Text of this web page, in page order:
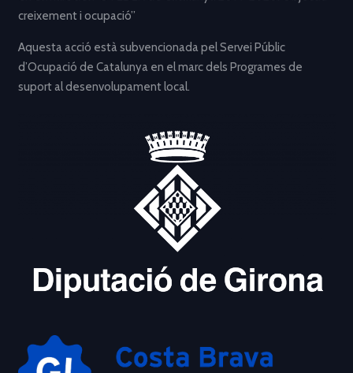
creixement i ocupació”
Aquesta acció està subvencionada pel Servei Públic
d’Ocupació de Catalunya en el marc dels Programes de
suport al desenvolupament local.